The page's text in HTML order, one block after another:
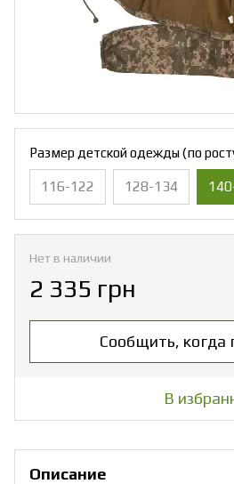
Размер детской одежды (по
116-122 128-134
Нет в наличии
2 335 грн
Сообщить, когда
В
Описание